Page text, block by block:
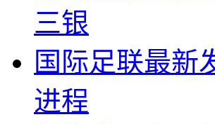
三银
国际足联最新
进程